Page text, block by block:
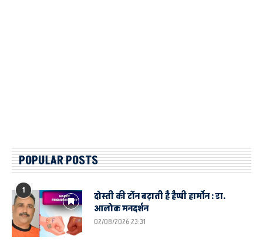
POPULAR POSTS
1
दोस्ती की टोंन बढ़ाती है हैप्पी हार्मोन : डा.
आलोक मनदर्शन
02/08/2026 23:31